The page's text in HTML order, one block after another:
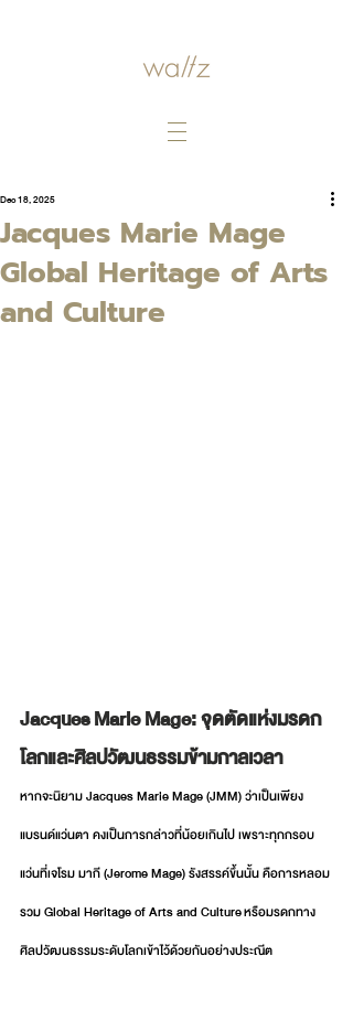
Jacques Marie Mage
Global Heritage of Arts
and Culture
Dec 18, 2025
Jacques Marie Mage: จุดตัดแห่งมรดก
โลกและศิลปวัฒนธรรมข้ามกาลเวลา
หากจะนิยาม Jacques Marie Mage (JMM) ว่าเป็นเพียง
แบรนด์แว่นตา คงเป็นการกล่าวที่น้อยเกินไป เพราะทุกกรอบ
แว่นที่เจโรม มากี (Jerome Mage) รังสรรค์ขึ้นนั้น คือการหลอม
รวม Global Heritage of Arts and Culture หรือมรดกทาง
ศิลปวัฒนธรรมระดับโลกเข้าไว้ด้วยกันอย่างประณีต